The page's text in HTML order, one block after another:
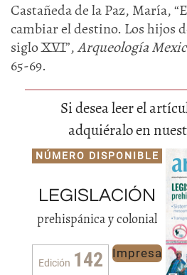
Castañeda de la Paz, María,
cambiar el destino. Los hijos
siglo XVI”,Arqueología
65-69.
Si desea leer el
adquiéralo en
NÚMERO DISPONIBLE
LEGISLACIÓN
prehispánica y colonial
Edición 142 Impresa